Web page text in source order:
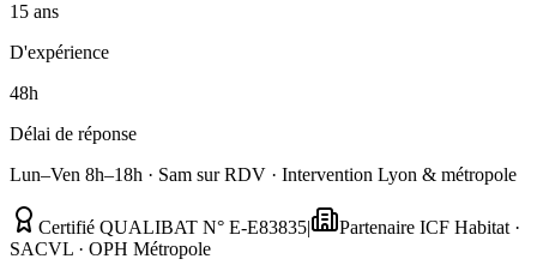
15 ans
D'expérience
48h
Délai de réponse
Lun–Ven 8h–18h · Sam sur RDV · Intervention Lyon & métropole
Certifié QUALIBAT N° E-E83835|
Partenaire ICF Habitat ·
SACVL · OPH Métropole